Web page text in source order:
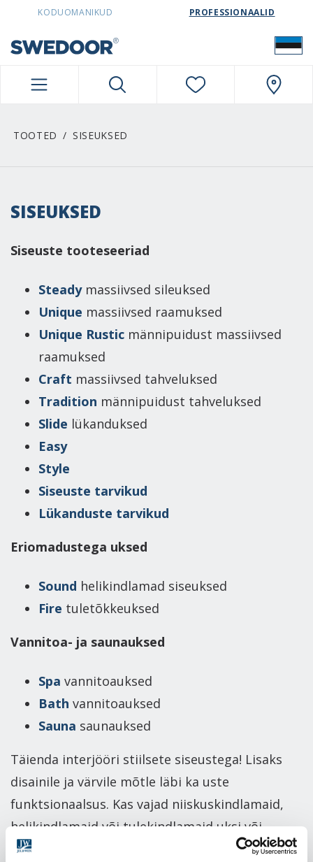
SWEDOORESTONIA NAVIGATION
KODUOMANIKUD PROFESSIONAALID
TOOTED SISEUKSED
SISEUKSED
Siseuste tooteseeriad
Steady massiivsed sileuksed
Unique massiivsed raamuksed
Unique Rustic männipuidust massiivsed
raamuksed
Craft massiivsed tahveluksed
Tradition männipuidust tahveluksed
Slide lükanduksed
Easy
Style
Siseuste tarvikud
Lükanduste tarvikud
Eriomadustega uksed
Sound helikindlamad siseuksed
Fire tuletõkkeuksed
Vannitoa- ja saunauksed
Spa vannitoauksed
Bath vannitoauksed
Sauna saunauksed
Täienda interjööri stiilsete siseustega! Lisaks
disainile ja värvile mõtle läbi ka uste
funktsionaalsus. Kas vajad niiskuskindlamaid,
helikindlamaid või tulekindlamaid uksi või
hoopis praktilisemat ruumilahendust, mida